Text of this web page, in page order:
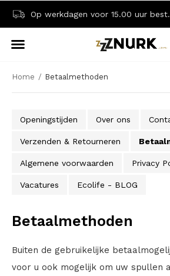
Op werkdagen voor 15.00 uur besteld? Dezelfde dag verzonden!
Home Betaalmethoden
Openingstijden Over ons
Verzenden & Retourneren
Algemene voorwaarden Privacy
Vacatures Ecolife - BLOG
Betaalmethoden
Buiten de gebruikelijke
voor u ook mogelijk om uw spullen